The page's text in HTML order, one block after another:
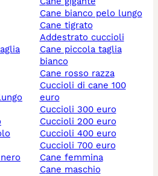
cane bianco pelo lungo
cane tigrato
addestrato cuccioli
cane piccola taglia
bianco
cane rosso razza
cuccioli di cane 100
euro
cuccioli 300 euro
cuccioli 200 euro
cuccioli 400 euro
cuccioli 700 euro
cane femmina
cane maschio